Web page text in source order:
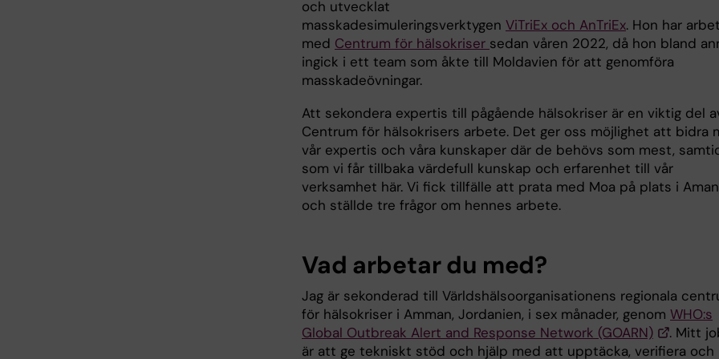
och utvecklat
masskadesimuleringsverktygen ViTriEx och AnTriEx. Hon har
med Centrum för hälsokriser sedan våren 2022, då hon bland
ingick i ett team som åkte till Moldavien för att genomföra
masskadeövningar.
Att sekondera expertis till pågående hälsokriser är en viktig del
Centrum för hälsokrisers arbete. Det ger oss möjlighet att bidra
vår expertis och våra kunskaper där de behövs som mest,
som vi får tillbaka värdefull kunskap och erfarenhet till vår
verksamhet här. Vi fick tillfälle att prata med Moa på plats i
och ställde tre frågor om hennes arbete.
Vad arbetar du med?
Jag är sekonderad till Världshälsoorganisationens regionala
för hälsokriser i Amman, Jordanien, i sex månader, genom WHO:s
Global Outbreak Alert and Response Network (GOARN)
. Mitt
är att ge tekniskt stöd och hjälp med att upptäcka, verifiera och